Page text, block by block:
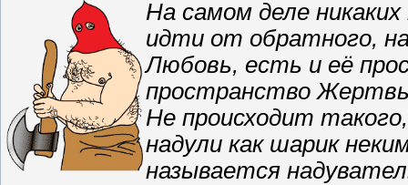
На самом деле
идти от обратного,
Любовь, есть и её
пространство
Не происходит
надули как шарик
называется